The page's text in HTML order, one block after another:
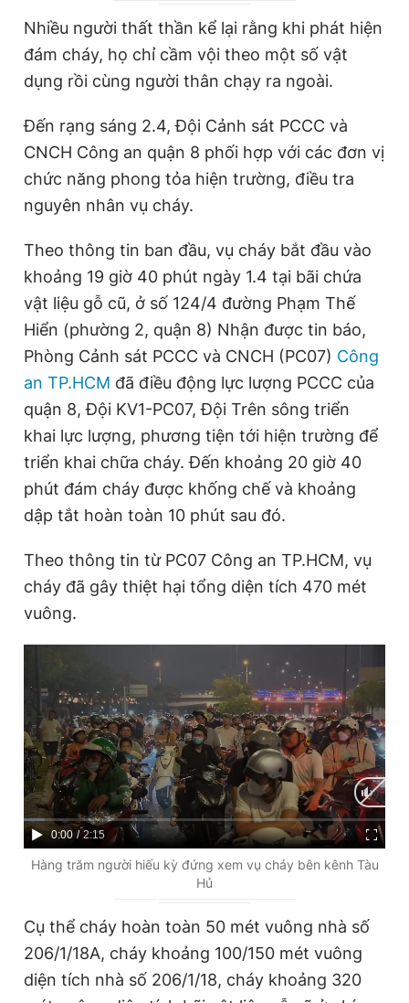
r
T
i
m
e
i
n
Nhiều người thất thần kể lại rằng khi phát hiện
đám cháy, họ chỉ cầm vội theo một số vật
dụng rồi cùng người thân chạy ra ngoài.
Đến rạng sáng 2.4, Đội Cảnh sát PCCC và
CNCH Công an quận 8 phối hợp với các đơn vị
chức năng phong tỏa hiện trường, điều tra
nguyên nhân vụ cháy.
Theo thông tin ban đầu, vụ cháy bắt đầu vào
khoảng 19 giờ 40 phút ngày 1.4 tại bãi chứa
vật liệu gỗ cũ, ở số 124/4 đường Phạm Thế
Hiển (phường 2, quận 8) Nhận được tin báo,
Phòng Cảnh sát PCCC và CNCH (PC07) Công
an TP.HCM đã điều động lực lượng PCCC của
quận 8, Đội KV1-PC07, Đội Trên sông triển
khai lực lượng, phương tiện tới hiện trường để
triển khai chữa cháy. Đến khoảng 20 giờ 40
phút đám cháy được khống chế và khoảng
dập tắt hoàn toàn 10 phút sau đó.
Theo thông tin từ PC07 Công an TP.HCM, vụ
cháy đã gây thiệt hại tổng diện tích 470 mét
vuông.
C
u
0:00 / D
u
t
o
2:15
Hàng trăm người hiếu kỳ đứng xem vụ cháy bên kênh Tàu
Hủ
Cụ thể cháy hoàn toàn 50 mét vuông nhà số
206/1/18A, cháy khoảng 100/150 mét vuông
diện tích nhà số 206/1/18, cháy khoảng 320